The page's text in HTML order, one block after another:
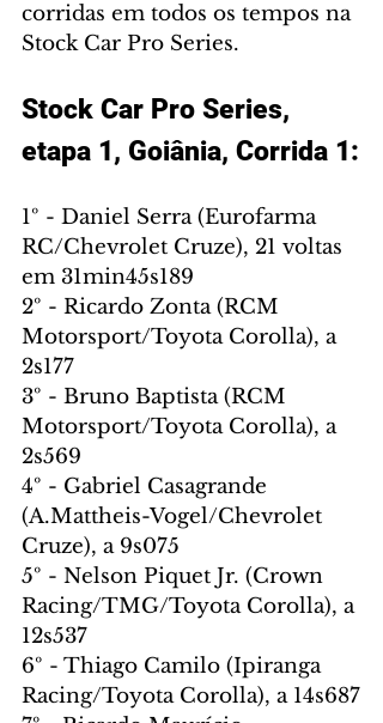
corridas em todos os tempos na
Stock Car Pro Series.
Stock Car Pro Series,
etapa 1, Goiânia, Corrida 1:
1º - Daniel Serra (Eurofarma
RC/Chevrolet Cruze), 21 voltas
em 31min45s189
2º - Ricardo Zonta (RCM
Motorsport/Toyota Corolla), a
2s177
3º - Bruno Baptista (RCM
Motorsport/Toyota Corolla), a
2s569
4º - Gabriel Casagrande
(A.Mattheis-Vogel/Chevrolet
Cruze), a 9s075
5º - Nelson Piquet Jr. (Crown
Racing/TMG/Toyota Corolla), a
12s537
6º - Thiago Camilo (Ipiranga
Racing/Toyota Corolla), a 14s687